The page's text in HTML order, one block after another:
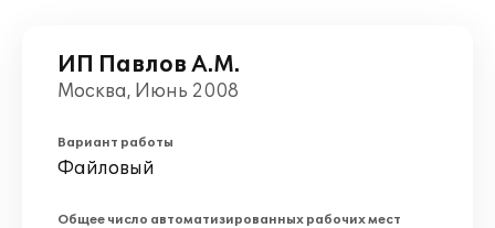
ИП Павлов А.М.
Москва, Июнь 2008
Вариант работы
Файловый
Общее число автоматизированных рабочих мест